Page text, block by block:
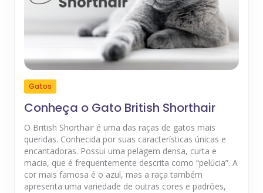
Gatos
Conheça o Gato British Shorthair
O British Shorthair é uma das raças de gatos mais
queridas. Conhecida por suas características únicas e
encantadoras. Possui uma pelagem densa, curta e
macia, que é frequentemente descrita como “pelúcia”. A
cor mais famosa é o azul, mas a raça também
apresenta uma variedade de outras cores e padrões,